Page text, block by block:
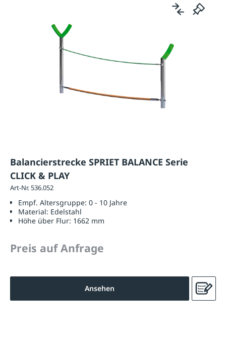
Balancierstrecke SPRIET BALANCE Serie
CLICK & PLAY
Art-Nr. 536.052
Empf. Altersgruppe: 0 - 10 Jahre
Material: Edelstahl
Höhe über Flur: 1662 mm
Preis auf Anfrage
Ansehen